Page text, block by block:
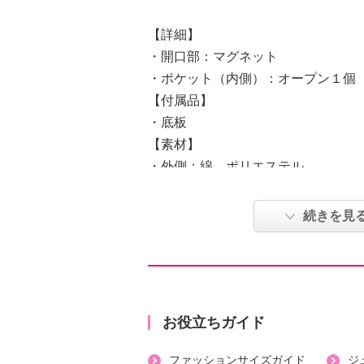
【詳細】
・開口部：マグネット
・ポケット（内側）：オープン１個
【付属品】
・底板
【素材】
・外側：綿、ポリエステル
・約縦２６ｃｍ×最大横３４ｃｍ×マ
【個体差あり】
続きを見
お役立ちガイド
ファッションサイズガイド ジ